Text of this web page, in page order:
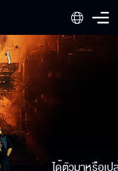
ได้ตัวมาหรือเปล่า